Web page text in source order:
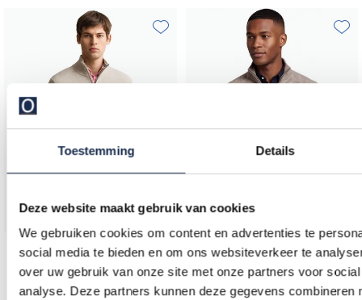
Toestemming Details
Deze website maakt gebruik van cookies
We gebruiken cookies om content en advertenties te
social media te bieden en om ons websiteverkeer te
over uw gebruik van onze site met onze partners voor
analyse. Deze partners kunnen deze gegevens combineren
Gant
trui beige half zipje lange mouw
Toevoegen aan favorieten
Gant
katoenen trui half zip bruin gemeleerd